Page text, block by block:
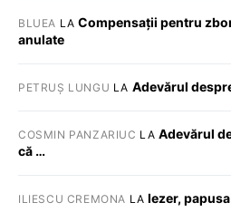
BLUEA LACompensații pentru
anulate
PETRUȘ LUNGU LA Adevărul
COSMIN PANZARIUC LA Adevărul
că …
ILIESCU CREMONA LAIezer,